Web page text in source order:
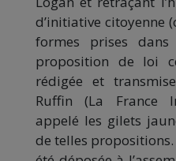
d’initiative citoyenne
formes prises
proposition de loi
rédigée et
Ruffin (La France
appelé les gilets
de telles